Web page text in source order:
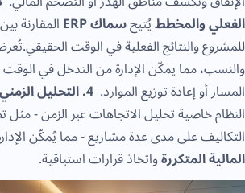
الفعلي والمخططيُتيحسماك ERP
المقارنة
للمشروع والنتائج الفعلية في الوقت
والنسب، مما يمكّن الإدارة من التدخل في
المسار أو إعادة توزيع الموارد. 4. التحليل الزمني والاتجاهي
النظام خاصية تحليل الاتجاهات عبر الزمن - مثل
التكاليف على مدى عدة مشاريع - مما يُمكّن
المالية المتكررةواتخاذ قرارات استباقية.